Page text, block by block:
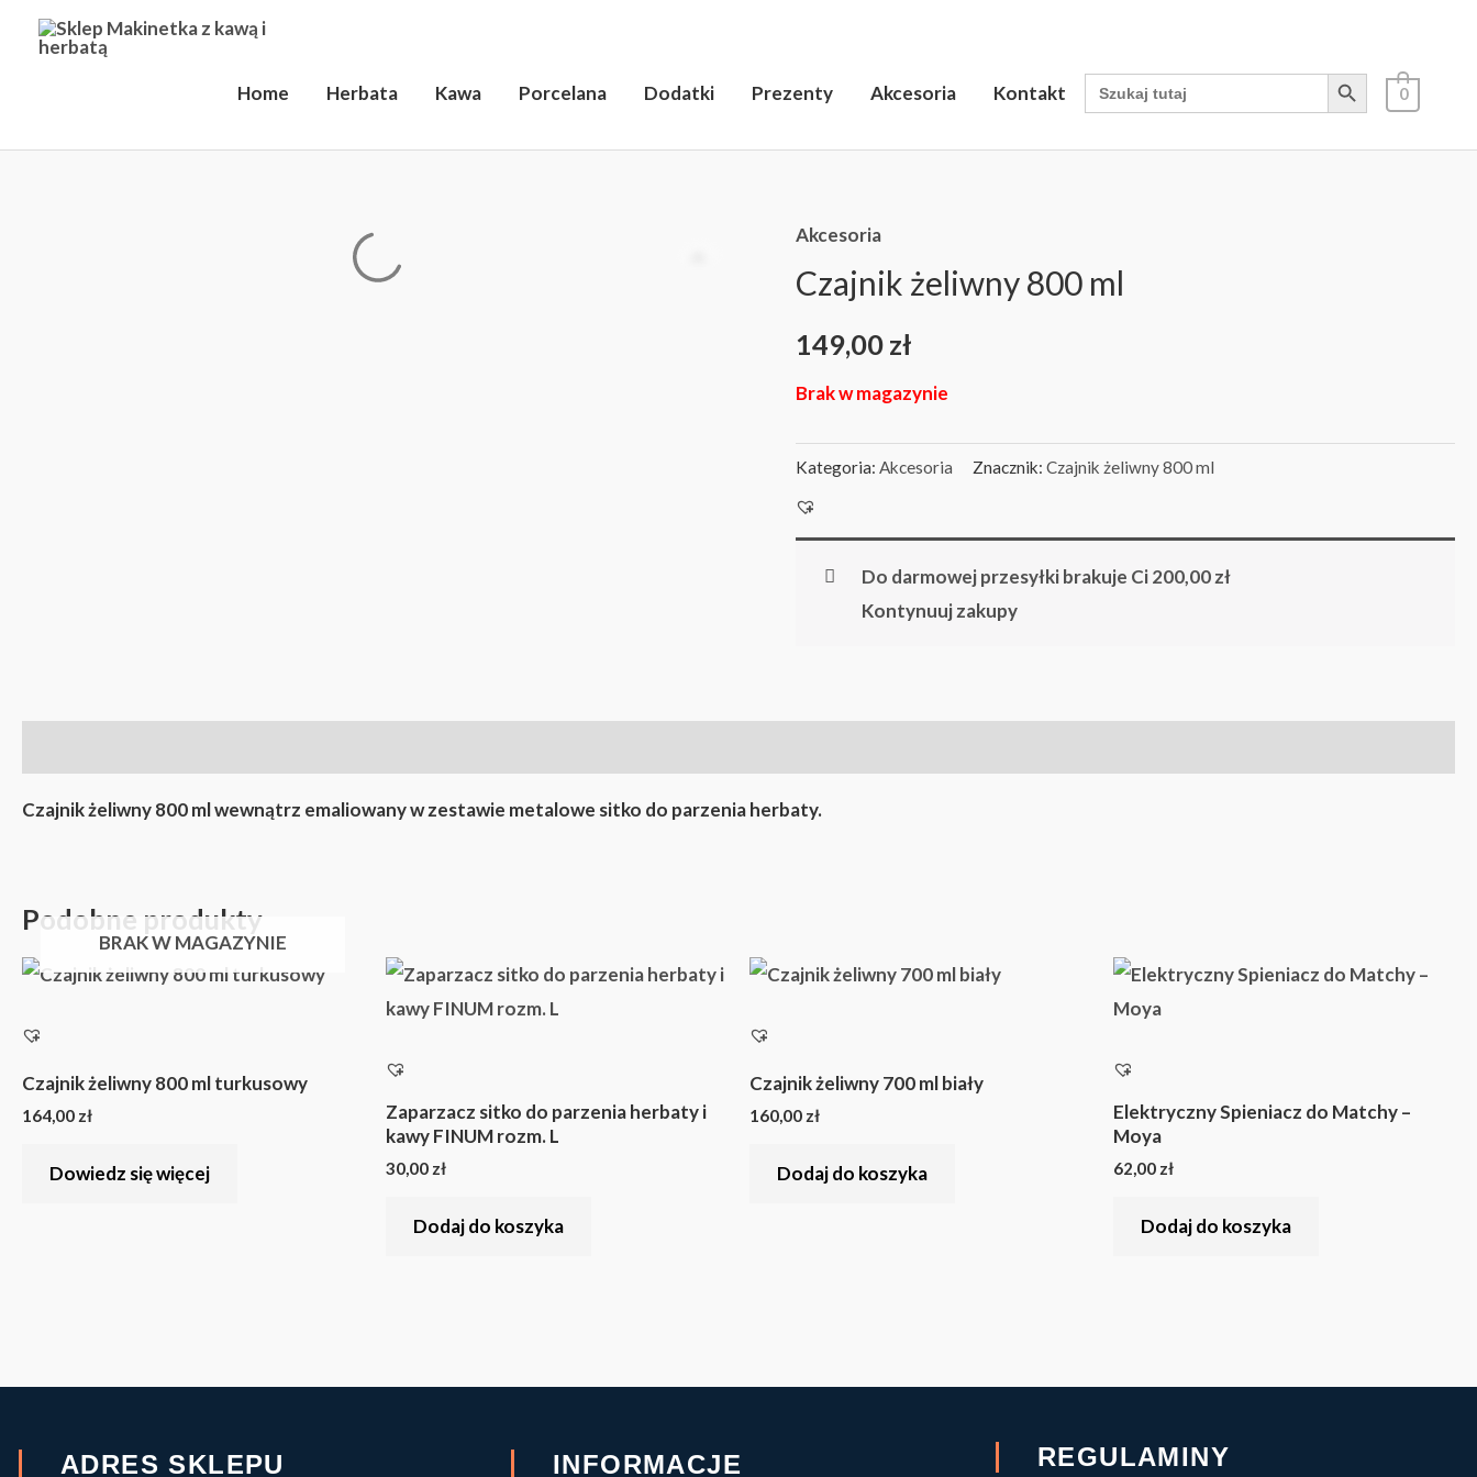
Przejdź
Home Herbata Kawa Porcelana Dodatki Prezenty Akcesoria Kontakt
Search
for:
Search Button
0
Akcesoria
Czajnik żeliwny 800 ml
149,00 zł
Brak w magazynie
Kategoria:Akcesoria Znacznik:Czajnik żeliwny 800 ml
Do darmowej przesyłki brakuje Ci200,00zł
Kontynuuj zakupy
Czajnik żeliwny 800 ml wewnątrz emaliowany w zestawie metalowe sitko do parzenia herbaty.
Podobne produkty
BRAK W MAGAZYNIE
Czajnik żeliwny 800 ml turkusowy
164,00 zł
Dowiedz się więcej
Zaparzacz sitko do parzenia herbaty i
kawy FINUM rozm. L
30,00 zł
Dodaj do koszyka
Czajnik żeliwny 700 ml biały
160,00 zł
Dodaj do koszyka
Elektryczny Spieniacz do Matchy –
Moya
62,00 zł
Dodaj do koszyka
ADRES SKLEPU INFORMACJE REGULAMINY